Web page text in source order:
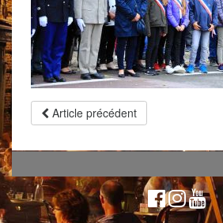
Article précédent